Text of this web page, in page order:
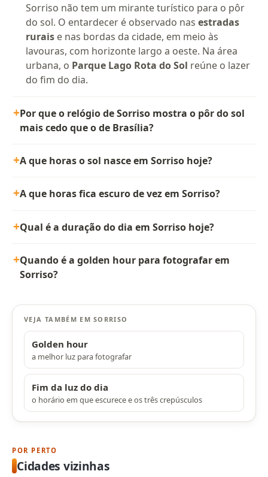
Sorriso não tem um mirante turístico para o pôr
do sol. O entardecer é observado nas estradas
ruraise nas bordas da cidade, em meio às
lavouras, com horizonte largo a oeste. Na área
urbana, o Parque Lago Rota do Sol reúne o lazer
do fim do dia.
Por que o relógio de Sorriso mostra o pôr do sol
mais cedo que o de Brasília?
A que horas o sol nasce em Sorriso hoje?
A que horas fica escuro de vez em Sorriso?
Qual é a duração do dia em Sorriso hoje?
Quando é a golden hour para fotografar em
Sorriso?
VEJA TAMBÉM EM SORRISO
Golden hour
a melhor luz para fotografar
Fim da luz do dia
o horário em que escurece e os três crepúsculos
POR PERTO
Cidades vizinhas